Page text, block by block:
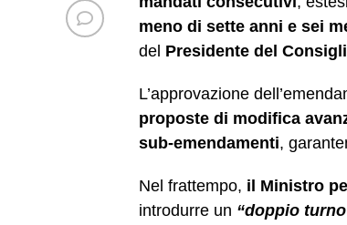
meno di sette anni e sei
del Presidente del
L’approvazione
proposte di modifica
sub-emendamenti,
Nel frattempo, il Ministro
introdurre un “doppio